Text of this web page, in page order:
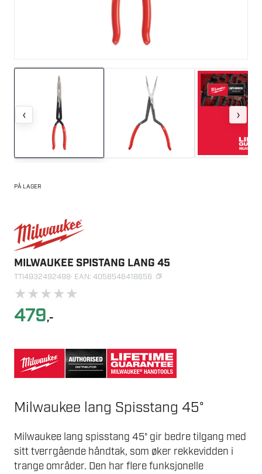
‹ ›
PÅ LAGER
MILWAUKEE SPISTANG LANG 45
TTI4932492498· EAN: 4058546418656
★★★★★
479,-
Milwaukee lang Spisstang 45°
Milwaukee lang spisstang 45° gir bedre tilgang med
sitt tverrgående håndtak, som øker rekkevidden i
trange områder. Den har flere funksjonelle